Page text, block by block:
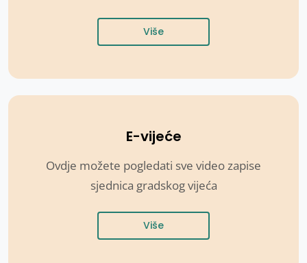
Više
E-vijeće
Ovdje možete pogledati sve video zapise
sjednica gradskog vijeća
Više